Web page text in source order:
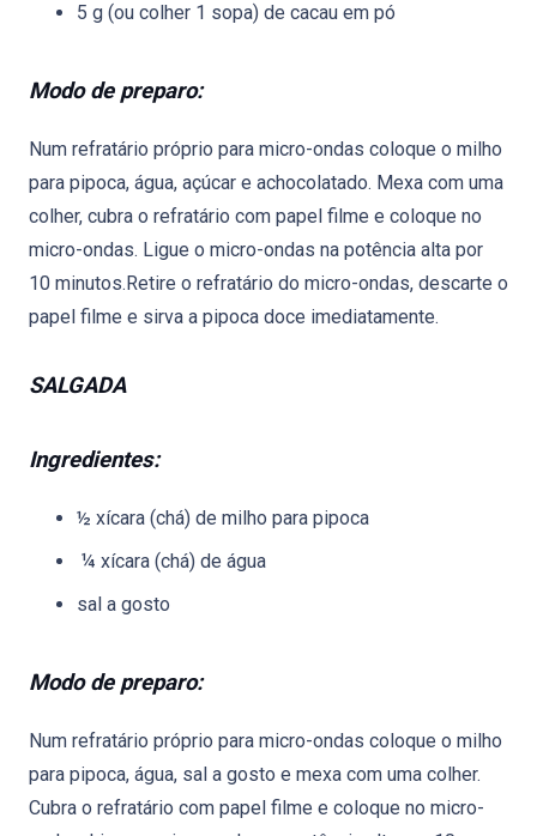
5 g (ou colher 1 sopa) de cacau em pó
Modo de preparo:
Num refratário próprio para micro-ondas coloque o milho
para pipoca, água, açúcar e achocolatado. Mexa com uma
colher, cubra o refratário com papel filme e coloque no
micro-ondas. Ligue o micro-ondas na potência alta por
10 minutos.Retire o refratário do micro-ondas, descarte o
papel filme e sirva a pipoca doce imediatamente.
SALGADA
Ingredientes:
½ xícara (chá) de milho para pipoca
¼ xícara (chá) de água
sal a gosto
Modo de preparo:
Num refratário próprio para micro-ondas coloque o milho
para pipoca, água, sal a gosto e mexa com uma colher.
Cubra o refratário com papel filme e coloque no micro-